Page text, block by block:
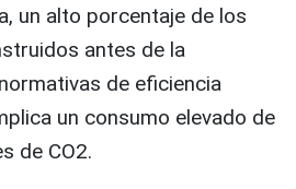
un alto porcentaje de los
antes de la
de eficiencia
un consumo elevado de
de CO2.